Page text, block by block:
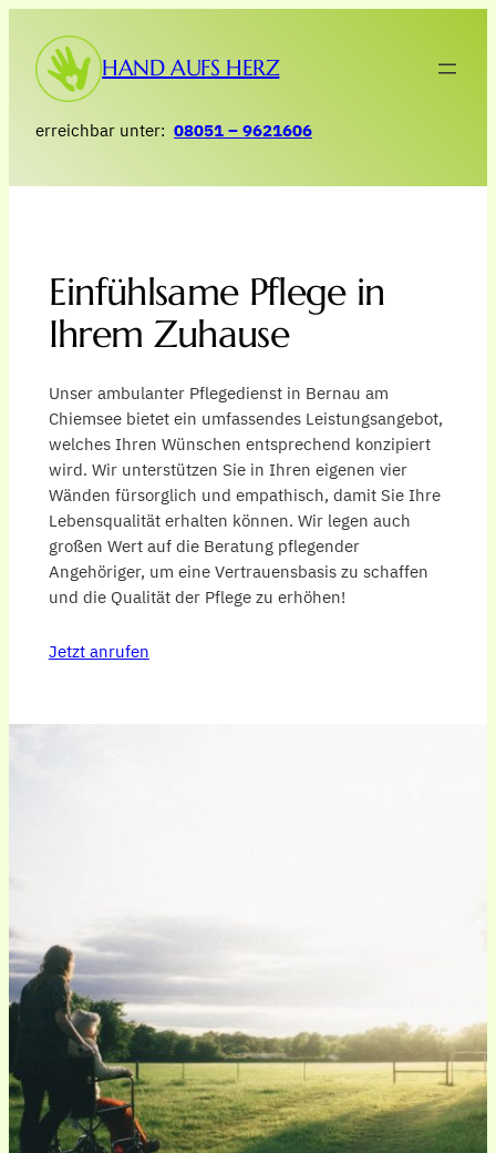
Inhalt
springen
HAND AUFS HERZ
erreichbar unter: 08051 – 9621606
Einfühlsame Pflege in
Ihrem Zuhause
Unser ambulanter Pflegedienst in Bernau am
Chiemsee bietet ein umfassendes Leistungsangebot,
welches Ihren Wünschen entsprechend konzipiert
wird. Wir unterstützen Sie in Ihren eigenen vier
Wänden fürsorglich und empathisch, damit Sie Ihre
Lebensqualität erhalten können. Wir legen auch
großen Wert auf die Beratung pflegender
Angehöriger, um eine Vertrauensbasis zu schaffen
und die Qualität der Pflege zu erhöhen!
Jetzt anrufen